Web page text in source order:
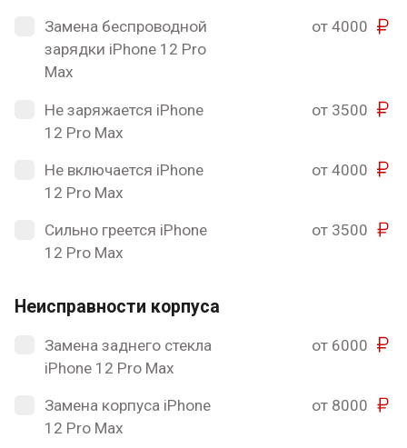
Замена беспроводной
зарядки iPhone 12 Pro
Max
от 4000
Не заряжается iPhone
12 Pro Max
от 3500
Не включается iPhone
12 Pro Max
от 4000
Сильно греется iPhone
12 Pro Max
от 3500
Неисправности корпуса
Замена заднего стекла
iPhone 12 Pro Max
от 6000
Замена корпуса iPhone
12 Pro Max
от 8000